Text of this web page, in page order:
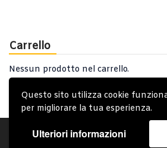
Questo sito utilizza cookie
per migliorare la tua esperienza.
Ulteriori informazioni
Carrello
Nessun prodotto nel carrello.
Account Condizioni Generali